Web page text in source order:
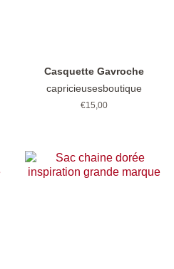
Casquette Gavroche
capricieusesboutique
Prix
€15,00